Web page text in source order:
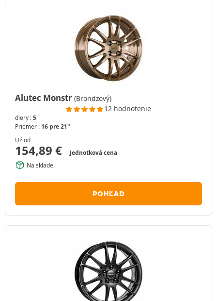
Alutec Monstr (Brondzový)
12 hodnotenie
diery :5
Priemer : 16 pre 21"
Už od
154,89 €
Jednotková cena
Na sklade
POHĽAD